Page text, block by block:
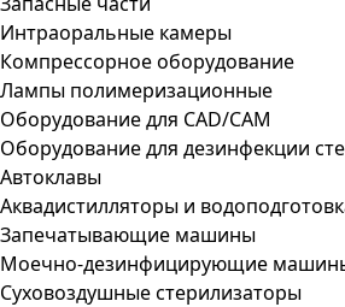
Интраоральные камеры
Компрессорное оборудование
Лампы полимеризационные
Оборудование для CAD/CAM
Оборудование для дезинфекции
Автоклавы
Аквадистилляторы и
Запечатывающие машины
Моечно-дезинфицирующие
Суховоздушные стерилизаторы